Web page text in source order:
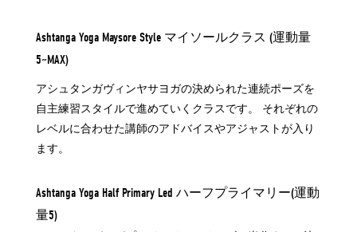
Ashtanga Yoga Maysore Style マイソールクラス (運動量
5~MAX)
アシュタンガヴィンヤサヨガの決められた連続ポーズを
自主練習スタイルで進めていくクラスです。 それぞれの
レベルに合わせた講師のアドバイスやアジャストが入り
ます。
Ashtanga Yoga Half Primary Led ハーフプライマリー(運動
量5)